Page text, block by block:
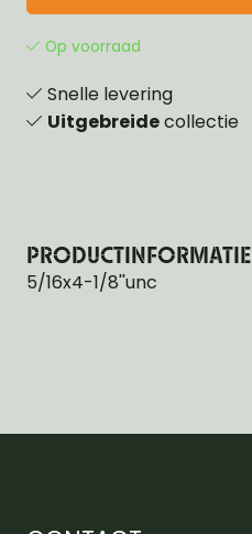
Op voorraad
Snelle levering
Uitgebreidecollectie
PRODUCTINFORMATIE
5/16x4-1/8''unc